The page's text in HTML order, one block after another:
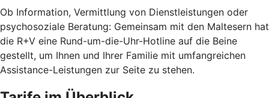
Ob Information, Vermittlung von Dienstleistungen oder
psychosoziale Beratung: Gemeinsam mit den Maltesern hat
die R+V eine Rund-um-die-Uhr-Hotline auf die Beine
gestellt, um Ihnen und Ihrer Familie mit umfangreichen
Assistance-Leistungen zur Seite zu stehen.